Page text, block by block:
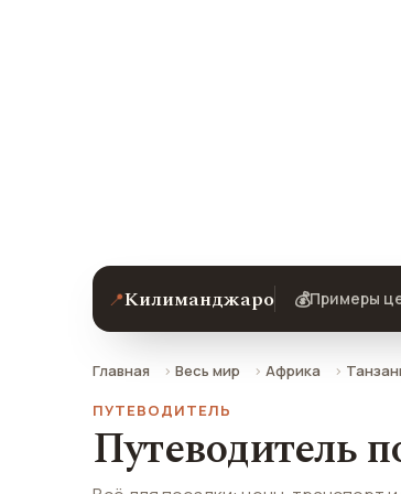
📍Килиманджаро 💰Примеры
Главная Весь мир Африка
ПУТЕВОДИТЕЛЬ
Путеводитель